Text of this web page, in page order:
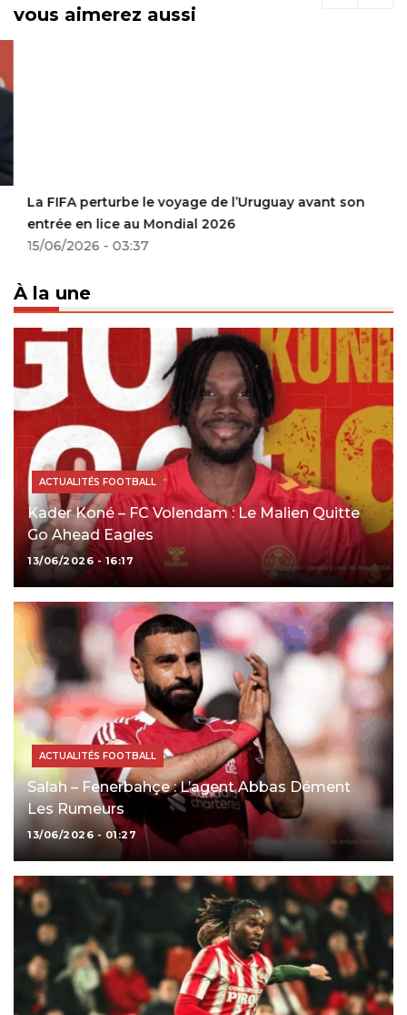
vous aimerez aussi
La FIFA perturbe le voyage de l’Uruguay avant son
entrée en lice au Mondial 2026
15/06/2026 - 03:37
À la une
ACTUALITÉS FOOTBALL
Kader Koné – FC Volendam : Le Malien Quitte
Go Ahead Eagles
13/06/2026 - 16:17
ACTUALITÉS FOOTBALL
Salah – Fenerbahçe : L’agent Abbas Dément
Les Rumeurs
13/06/2026 - 01:27